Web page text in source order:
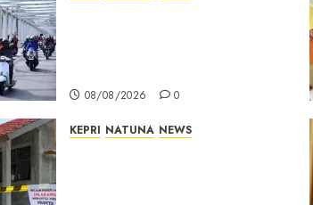
08/08/2026 0
KEPRI NATUNA NEWS